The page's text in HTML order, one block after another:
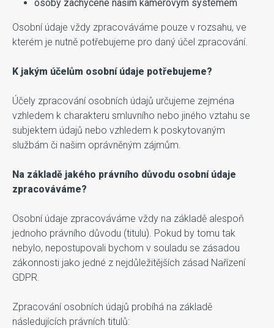
osoby zachycené naším kamerovým systémem
Osobní údaje vždy zpracováváme pouze v rozsahu, ve
kterém je nutně potřebujeme pro daný účel zpracování.
K jakým účelům osobní údaje potřebujeme?
Účely zpracování osobních údajů určujeme zejména
vzhledem k charakteru smluvního nebo jiného vztahu se
subjektem údajů nebo vzhledem k poskytovaným
službám či našim oprávněným zájmům.
Na základě jakého právního důvodu osobní údaje
zpracováváme?
Osobní údaje zpracováváme vždy na základě alespoň
jednoho právního důvodu (titulu). Pokud by tomu tak
nebylo, nepostupovali bychom v souladu se zásadou
zákonnosti jako jedné z nejdůležitějších zásad Nařízení
GDPR.
Zpracování osobních údajů probíhá na základě
následujících právních titulů: